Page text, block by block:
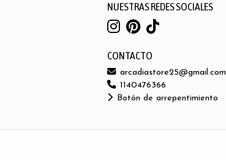
NUESTRAS REDES SOCIALES
CONTACTO
arcadiastore25@gmail.com
1140476366
Botón de arrepentimiento